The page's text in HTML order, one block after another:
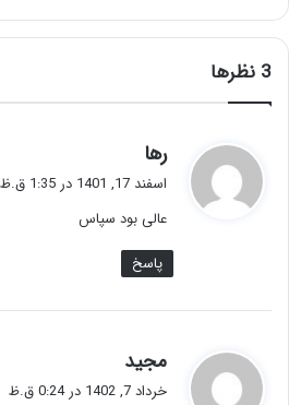
‫3 نظرها
رها
:
اسفند 17, 1401 در 1:35 ق.ظ
عالی بود سپاس
پاسخ
مجید
ف خرداد 7, 1402 در 0:24 ق.ظ